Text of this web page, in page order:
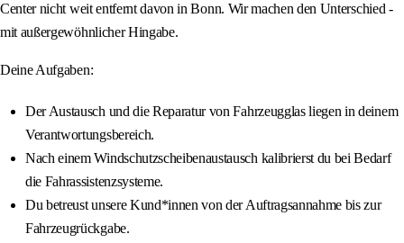
Center nicht weit entfernt davon in Bonn. Wir machen den Unterschied -
mit außergewöhnlicher Hingabe.
Deine Aufgaben:
Der Austausch und die Reparatur von Fahrzeugglas liegen in deinem
Verantwortungsbereich.
Nach einem Windschutzscheibenaustausch kalibrierst du bei Bedarf
die Fahrassistenzsysteme.
Du betreust unsere Kund*innen von der Auftragsannahme bis zur
Fahrzeugrückgabe.